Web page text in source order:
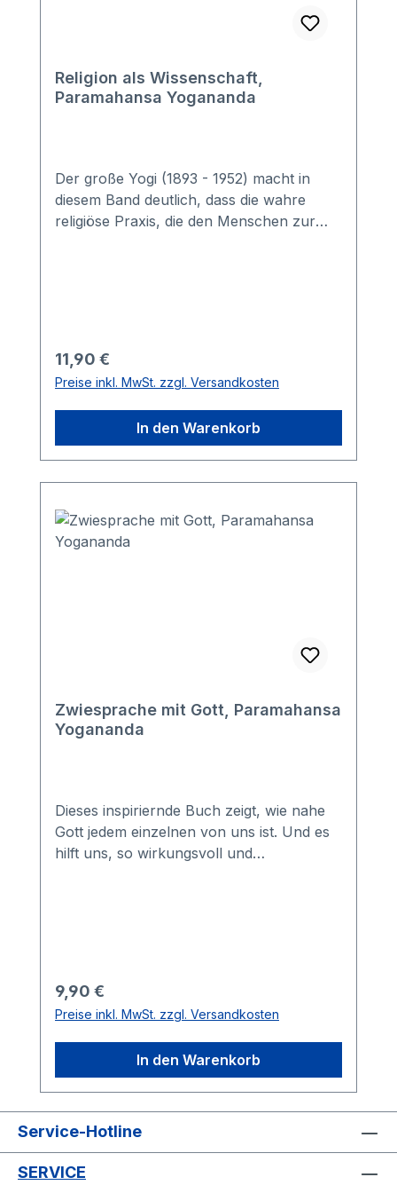
Religion als Wissenschaft,
Paramahansa Yogananda
Der große Yogi (1893 - 1952) macht in
diesem Band deutlich, dass die wahre
religiöse Praxis, die den Menschen zur
betont den universellen Charakter dieses
"wissenschaftlichen" Ansatzes der
Religionsausübung, der in allen Religionen
zu allen Zeiten Gültigkeit besitzt, und
charakterisiert die verschiedenen
Methoden religiöser Praxis.
Regulärer Preis:
11,90 €
Preise inkl. MwSt. zzgl. Versandkosten
In den Warenkorb
Zwiesprache mit Gott, Paramahansa
Yogananda
Dieses inspiriernde Buch zeigt, wie nahe
Gott jedem einzelnen von uns ist. Und es
hilft uns, so wirkungsvoll und
Regulärer Preis:
9,90 €
Preise inkl. MwSt. zzgl. Versandkosten
In den Warenkorb
Service-Hotline
SERVICE